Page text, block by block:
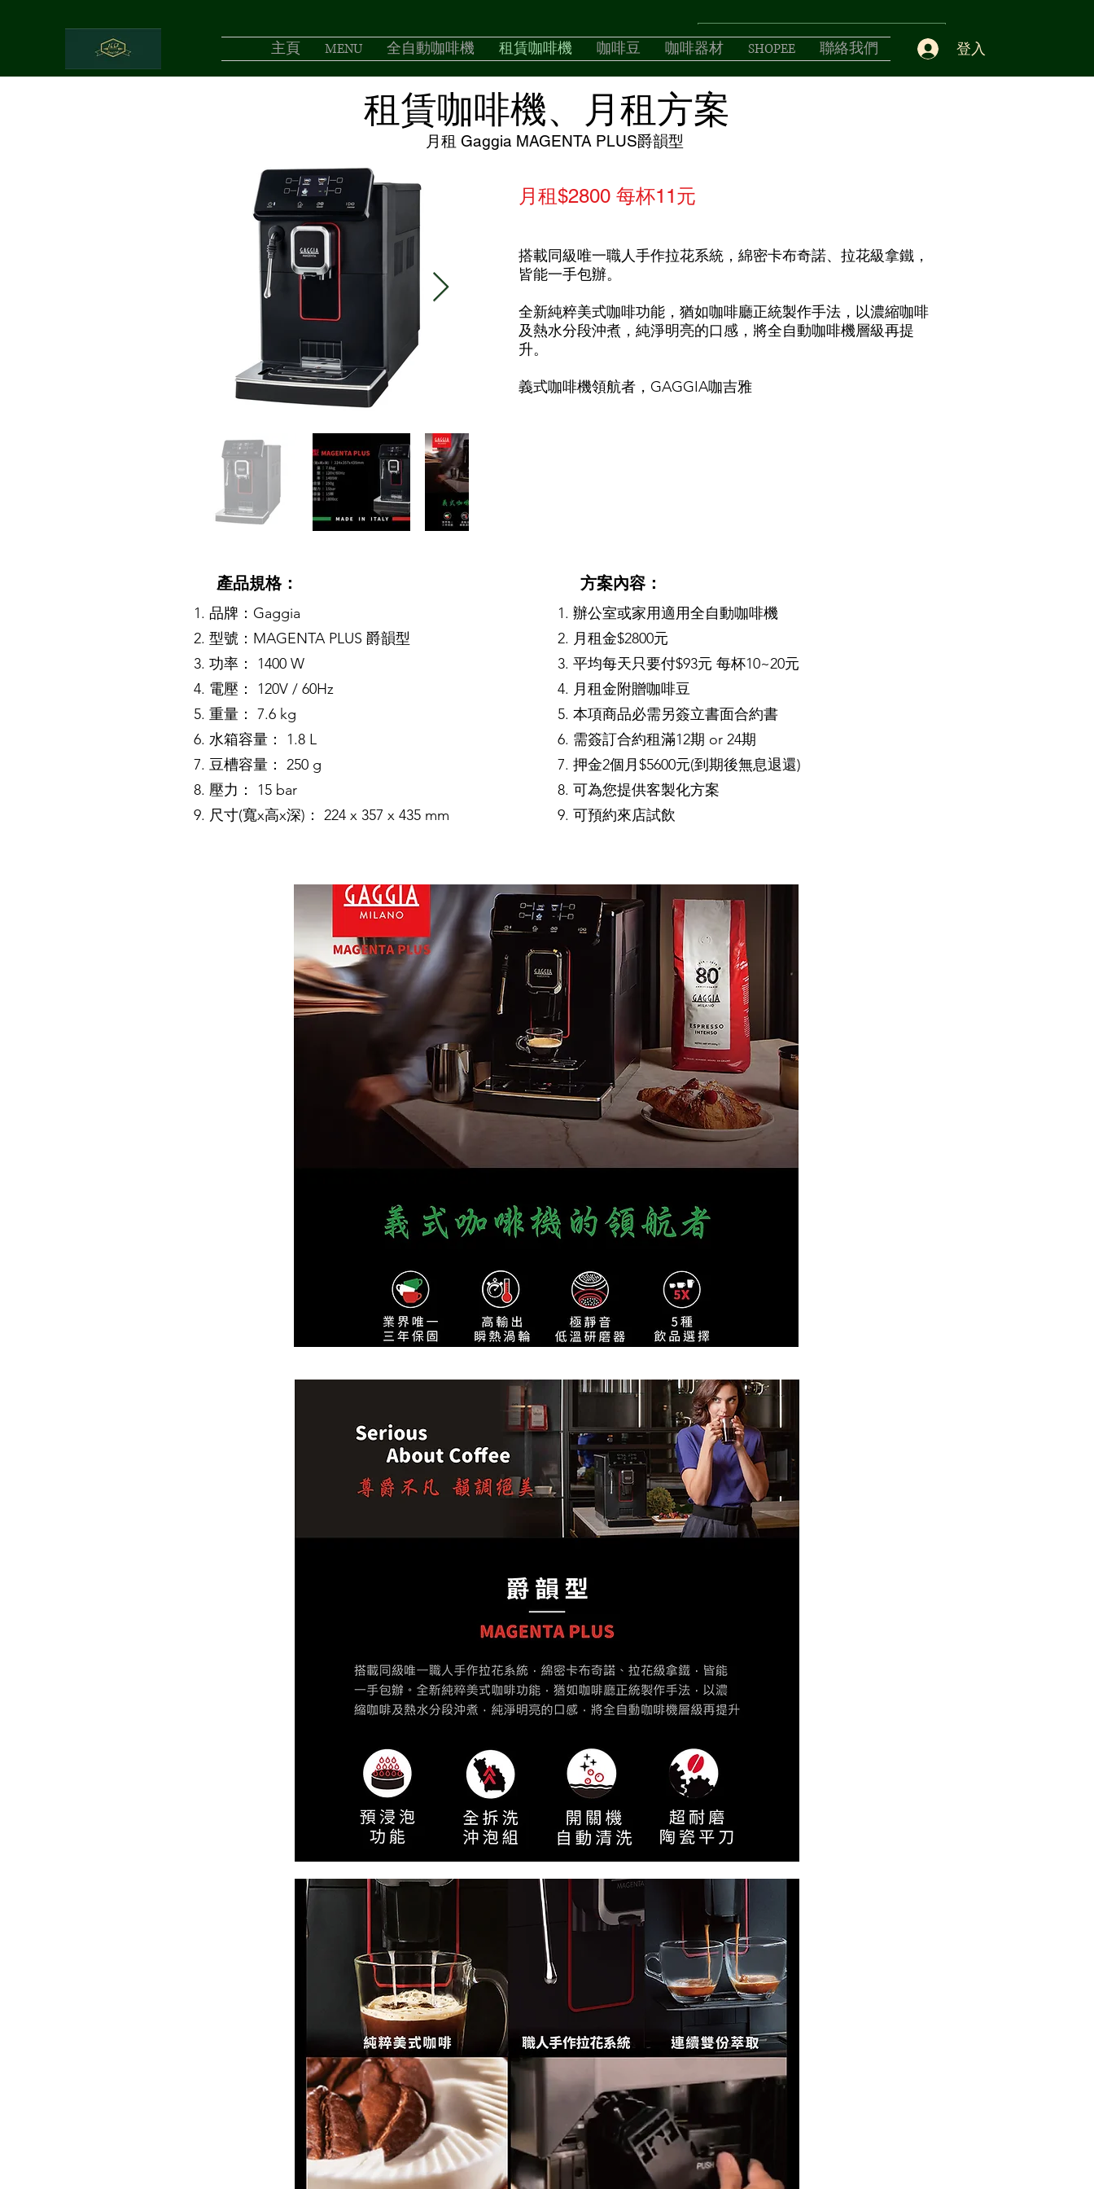
主頁 MENU 全自動咖啡機 租賃咖啡機 咖啡豆 咖啡器材 SHOPEE 聯絡我們 登入
搭載同級唯一職人手作拉花系統，綿密卡布奇諾、拉花級拿鐵，
皆能一手包辦。
全新純粹美式咖啡功能，猶如咖啡廳正統製作手法，以濃縮咖啡
及熱水分段沖煮，純淨明亮的口感，將全自動咖啡機層級再提
升。
義式咖啡機領航者，GAGGIA咖吉雅
月租$2800 每杯11元
租賃咖啡機、月租方案
月租 Gaggia MAGENTA PLUS爵韻型
產品規格：
品牌：Gaggia
型號： MAGENTA PLUS 爵韻型
功率： 1400 W
電壓： 120V / 60Hz
重量： 7.6 kg
水箱容量： 1.8 L
豆槽容量： 250 g
壓力： 15 bar
尺寸(寬x高x深)： 224 x 357 x 435 mm
方案內容：
辦公室或家用適用全自動咖啡機
月租金$2800元
平均每天只要付$93元 每杯10~20元
月租金附贈咖啡豆
本項商品必需另簽立書面合約書
需簽訂合約租滿12期 or 24期
押金2個月$5600元(到期後無息退還)
​可為您提供客製化方案
​可預約來店試飲